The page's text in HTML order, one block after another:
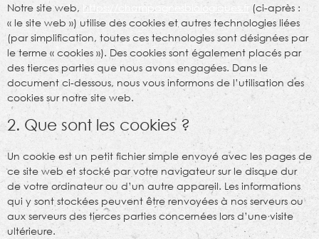
Notre site web, https://champagnesbiologiques.fr (ci-après :
« le site web ») utilise des cookies et autres technologies liées
(par simplification, toutes ces technologies sont désignées par
le terme « cookies »). Des cookies sont également placés par
des tierces parties que nous avons engagées. Dans le
document ci-dessous, nous vous informons de l’utilisation des
cookies sur notre site web.
2. Que sont les cookies ?
Un cookie est un petit fichier simple envoyé avec les pages de
ce site web et stocké par votre navigateur sur le disque dur
de votre ordinateur ou d’un autre appareil. Les informations
qui y sont stockées peuvent être renvoyées à nos serveurs ou
aux serveurs des tierces parties concernées lors d’une visite
ultérieure.